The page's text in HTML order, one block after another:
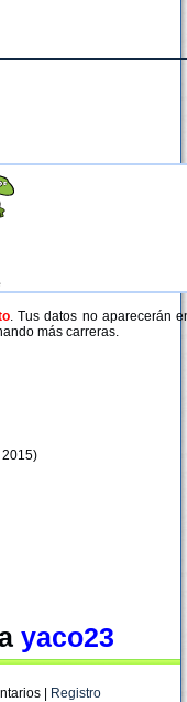
. Tus datos no aparecerán
más carreras.
2015)
yaco23
| Registro